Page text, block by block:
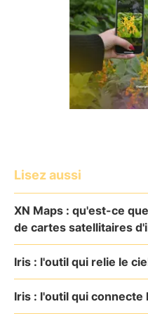
Lisez aussi
XN Maps : qu'est-ce
de cartes satellitaires
Iris : l'outil qui relie le
Iris : l'outil qui connecte